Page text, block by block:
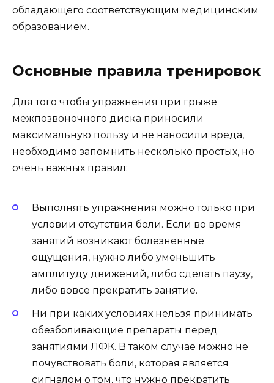
обладающего соответствующим медицинским
образованием.
Основные правила тренировок
Для того чтобы упражнения при грыже
межпозвоночного диска приносили
максимальную пользу и не наносили вреда,
необходимо запомнить несколько простых, но
очень важных правил:
Выполнять упражнения можно только при
условии отсутствия боли. Если во время
занятий возникают болезненные
ощущения, нужно либо уменьшить
амплитуду движений, либо сделать паузу,
либо вовсе прекратить занятие.
Ни при каких условиях нельзя принимать
обезболивающие препараты перед
занятиями ЛФК. В таком случае можно не
почувствовать боли, которая является
сигналом о том, что нужно прекратить